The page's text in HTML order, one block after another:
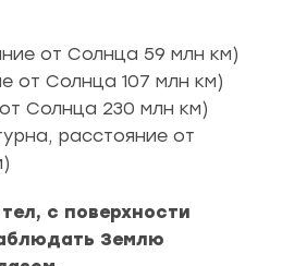
от Солнца 59 млн км)
от Солнца 107 млн км)
Солнца 230 млн км)
расстояние от
с поверхности
Землю